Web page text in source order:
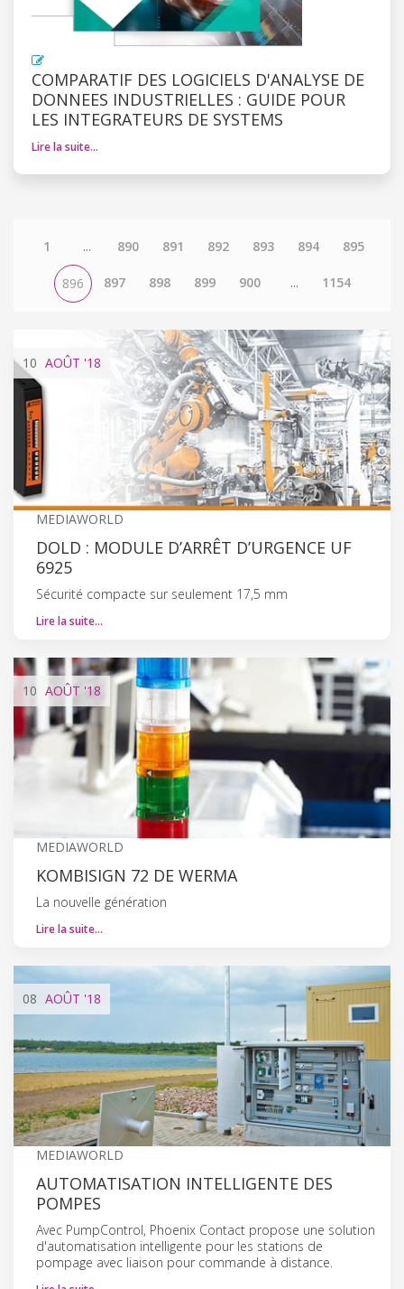
COMPARATIF DES LOGICIELS D'ANALYSE DE
DONNEES INDUSTRIELLES : GUIDE POUR
LES INTEGRATEURS DE SYSTEMS
Lire la suite…
1 ... 890 891 892 893 894 895
896 897 898 899 900 ... 1154
10 AOÛT '18
MEDIAWORLD
DOLD : MODULE D’ARRÊT D’URGENCE UF
6925
Sécurité compacte sur seulement 17,5 mm
Lire la suite…
10 AOÛT '18
MEDIAWORLD
KOMBISIGN 72 DE WERMA
La nouvelle génération
Lire la suite…
08 AOÛT '18
MEDIAWORLD
AUTOMATISATION INTELLIGENTE DES
POMPES
Avec PumpControl, Phoenix Contact propose une solution
d'automatisation intelligente pour les stations de
pompage avec liaison pour commande à distance.